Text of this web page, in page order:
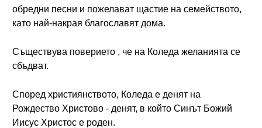
обредни песни и пожелават щастие на семейството,
като най-накрая благославят дома.
Съществува поверието , че на Коледа желанията се
сбъдват.
Според християнството, Коледа е денят на
Рождество Христово - денят, в който Синът Божий
Иисус Христос е роден.